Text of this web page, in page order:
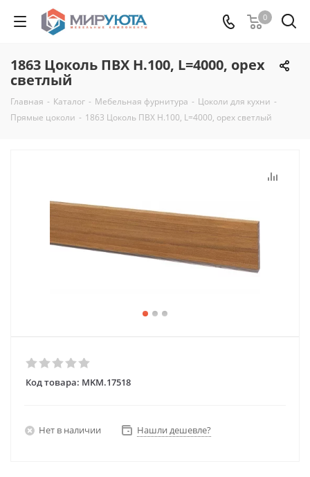
0
1863 Цоколь ПВХ H.100, L=4000, орех
светлый
Главная - Каталог - Мебельная фурнитура - Цоколи для кухни -
Прямые цоколи - 1863 Цоколь ПВХ H.100, L=4000, орех светлый
Код товара: MKM.17518
Нет в наличии Нашли дешевле?